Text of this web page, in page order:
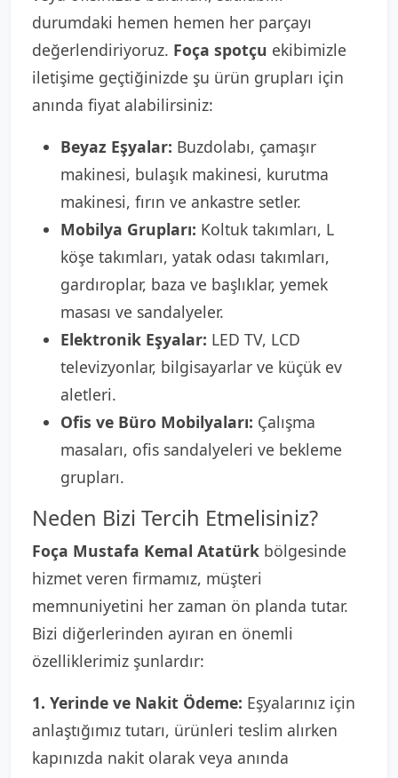
durumdaki hemen hemen her parçayı
değerlendiriyoruz. Foça spotçu ekibimizle
iletişime geçtiğinizde şu ürün grupları için
anında fiyat alabilirsiniz:
Beyaz Eşyalar: Buzdolabı, çamaşır
makinesi, bulaşık makinesi, kurutma
makinesi, fırın ve ankastre setler.
Mobilya Grupları: Koltuk takımları, L
köşe takımları, yatak odası takımları,
gardıroplar, baza ve başlıklar, yemek
masası ve sandalyeler.
Elektronik Eşyalar: LED TV, LCD
televizyonlar, bilgisayarlar ve küçük ev
aletleri.
Ofis ve Büro Mobilyaları: Çalışma
masaları, ofis sandalyeleri ve bekleme
grupları.
Neden Bizi Tercih Etmelisiniz?
Foça Mustafa Kemal Atatürk bölgesinde
hizmet veren firmamız, müşteri
memnuniyetini her zaman ön planda tutar.
Bizi diğerlerinden ayıran en önemli
özelliklerimiz şunlardır:
1. Yerinde ve Nakit Ödeme: Eşyalarınız için
anlaştığımız tutarı, ürünleri teslim alırken
kapınızda nakit olarak veya anında